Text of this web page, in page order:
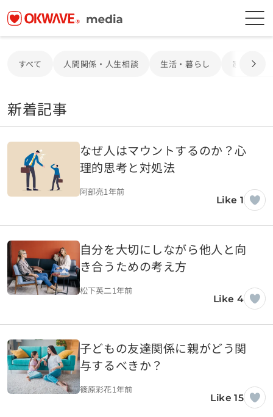
すべて 人間関係・人生相談 生活・暮らし 家電・電
新着記事
なぜ人はマウントするのか？心
理的思考と対処法
阿部亮1年前
Like 1
自分を大切にしながら他人と向
き合うための考え方
松下英二1年前
Like 4
子どもの友達関係に親がどう関
与するべきか？
篠原彩花1年前
Like 15